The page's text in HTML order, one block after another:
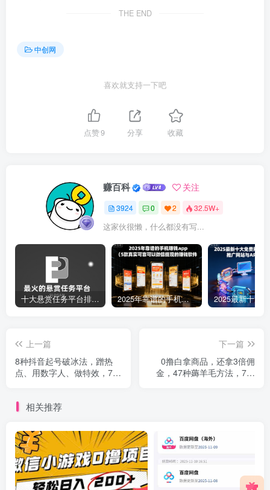
THE END
中创网
喜欢就支持一下吧
点赞9 分享 收藏
赚百科 关注
3924 0 2 32.5W+
这家伙很懒，什么都没有写...
十大悬赏任务平台排行榜（全网最好的悬赏任务平台） 2025年靠谱的手机赚钱app（5款真实可靠可以微信提现的赚钱软件）
上一篇
8种抖音起号破冰法，蹭热
点、用数字人、做特效，7天
下一篇
0撸白拿商品，还拿3倍佣
金，47种薅羊毛方法，7大
相关推荐